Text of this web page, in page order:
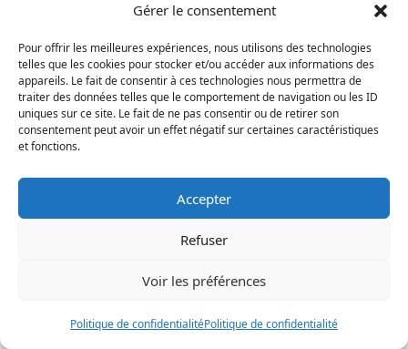
Gérer le consentement
Pour offrir les meilleures expériences, nous utilisons des technologies
telles que les cookies pour stocker et/ou accéder aux informations des
appareils. Le fait de consentir à ces technologies nous permettra de
traiter des données telles que le comportement de navigation ou les ID
uniques sur ce site. Le fait de ne pas consentir ou de retirer son
consentement peut avoir un effet négatif sur certaines caractéristiques
et fonctions.
Accepter
Refuser
Voir les préférences
Politique de confidentialitéPolitique de confidentialité
en Charente-Maritime